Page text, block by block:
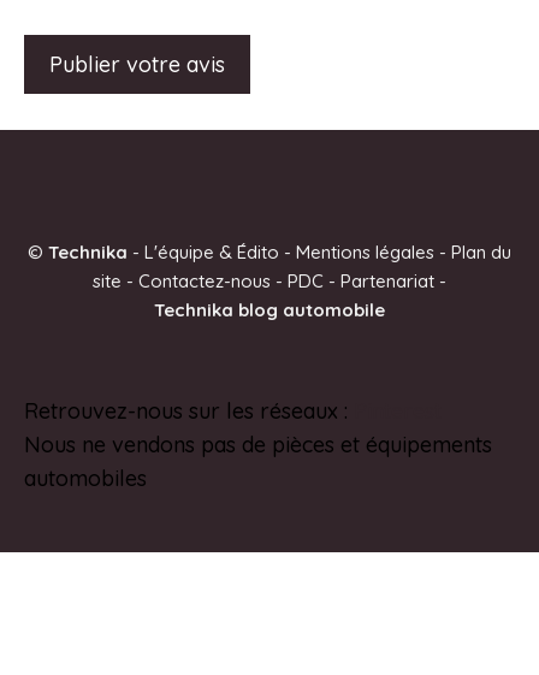
r
v
e
:
© Technika - L'équipe & Édito - Mentions légales - Plan du
site - Contactez-nous - PDC - Partenariat -
Technika blog automobile
Retrouvez-nous sur les réseaux :
Nous ne vendons pas de pièces et équipements
automobiles